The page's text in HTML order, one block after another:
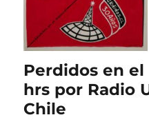
Perdidos en el
hrs por Radio
Chile